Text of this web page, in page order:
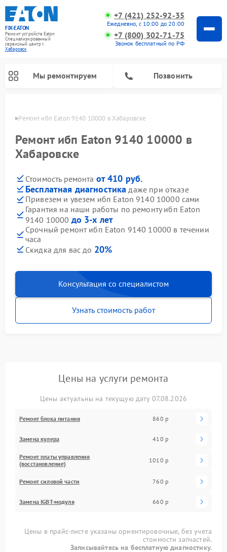
FIX-EATON
Ремонт устройств Eaton
Специализированный
cервисный центр г.
Хабаровск
+7 (421) 252-92-35
Ежедневно, с 10:00 до 20:00
+7 (800) 302-71-75
Звонок бесплатный по РФ
Мы ремонтируем Позвонить
Ремонт ибп Eaton 9140 10000 в Хабаровске
Ремонт ибп Eaton 9140 10000 в
Хабаровске
Стоимость ремонта от 410 руб.
Бесплатная диагностика даже при отказе
Привезем и увезем ибп Eaton 9140 10000 сами
Гарантия на наши работы по ремонту ибп Eaton
9140 10000 до 3-х лет
Срочный ремонт ибп Eaton 9140 10000 в течении
часа
Скидка для вас до 20%
Консультация со специалистом
Узнать стоимость работ
Цены на услуги ремонта
Цены актуальны на текущую дату 07.08.2026
Ремонт блока питания 860 р
Замена кулера 410 р
Ремонт платы управления
(восстановление)
1010 р
Ремонт силовой части 760 р
Замена IGBT-модуля 660 р
Цены в прайс-листе указаны ориентировочные, без учета
стоимости запчастей.
Записывайтесь на бесплатную диагностику.